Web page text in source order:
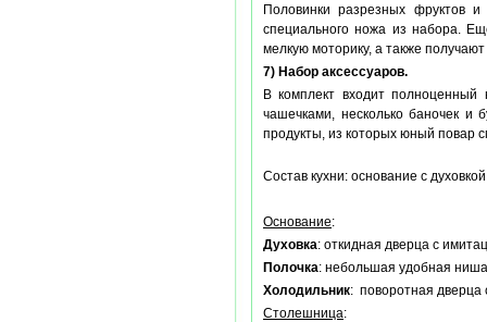
Половинки разрезных фруктов
специального ножа из набора.
мелкую моторику, а также
7) Набор аксессуаров.
В комплект входит полноценный
чашечками, несколько баночек
продукты, из которых юный повар
Состав кухни: основание с
Основание:
Духовка: откидная дверца с
Полочка: небольшая удобная ниша
Холодильник: поворотная дверца
Столешница: